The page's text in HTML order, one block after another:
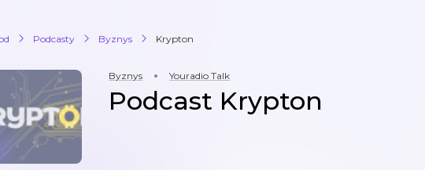
Podcasty Byznys Krypton
Byznys Youradio Talk
Podcast Krypton